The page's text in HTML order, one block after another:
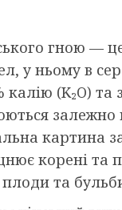
гною —
у ньому в
калію (K₂O)
залежно
корені та
та